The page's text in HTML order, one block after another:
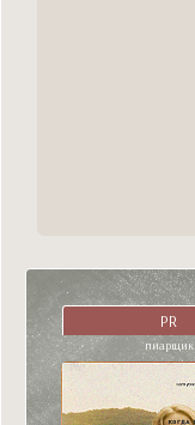
PR
пиарщик